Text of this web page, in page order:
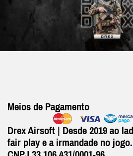
Meios de Pagamento
Drex Airsoft | Desde 2019 ao
fair play e a irmandade no jogo.